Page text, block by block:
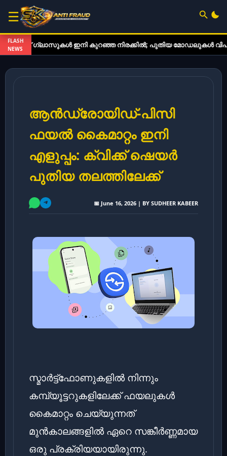
☰
FLASH
NEWS
ഇനി കുറഞ്ഞ നിരക്കിൽ; പുതിയ മോഡലുകൾ വിപണിയിൽ
ആൻഡ്രോയിഡ്-പിസി
ഫയൽ കൈമാറ്റം ഇനി
എളുപ്പം: ക്വിക്ക് ഷെയർ
പുതിയ തലത്തിലേക്ക്
📅 June 16, 2026 | BY SUDHEER KABEER
സ്മാർട്ട്ഫോണുകളിൽ നിന്നും
കമ്പ്യൂട്ടറുകളിലേക്ക് ഫയലുകൾ
കൈമാറ്റം ചെയ്യുന്നത്
മുൻകാലങ്ങളിൽ ഏറെ സങ്കീർണ്ണമായ
ഒരു പ്രക്രിയയായിരുന്നു.